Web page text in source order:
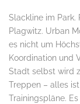
Slackline im Park.
Plagwitz. Urban
es nicht um
Koordination und
Stadt selbst wird
Treppen – alles
Trainingspläne.